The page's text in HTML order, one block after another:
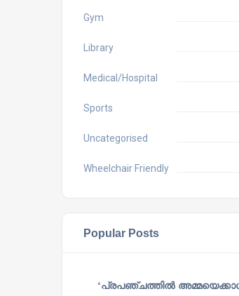
Gym
Library
Medical/Hospital
Sports
Uncategorised
Wheelchair Friendly
Popular Posts
‘പ്രപഞ്ചത്തില്‍